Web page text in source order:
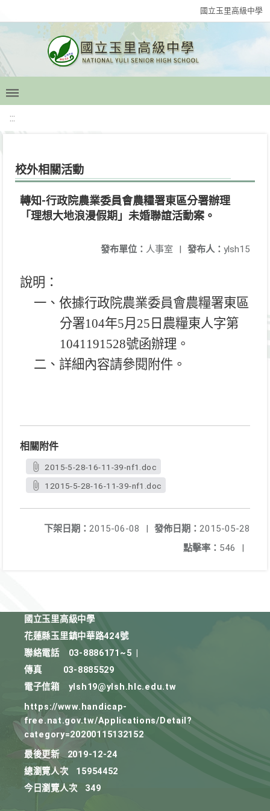
國立玉里高級中學
:::
校外相關活動
轉知-行政院農業委員會農糧署東區分署辦理
「理想大地浪漫假期」未婚聯誼活動案。
發布人： ylsh15
發布單位： 人事室 |
說明：
一、依據行政院農業委員會農糧署東區
分署104年5月 25 日農糧東人字第
1041191528號函辦理。
二、詳細內容請參閱附件。
相關附件
2015-5-28-16-11-39-nf1.doc
12015-5-28-16-11-39-nf1.doc
發佈日期： 2015-05-28
下架日期： 2015-06-08
|
點擊率： 546 |
國立玉里高級中學
花蓮縣玉里鎮中華路424號
聯絡電話
03-8886171~5
傳真
03-8885529
電子信箱
ylsh19@ylsh.hlc.edu.tw
https://www.handicap-
free.nat.gov.tw/Applications/Detail?
category=20200115132152
最後更新
2019-12-24
總瀏覽人次
15954452
今日瀏覽人次
349